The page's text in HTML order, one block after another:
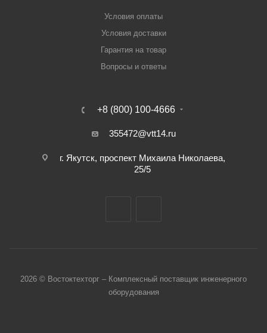
Условия оплаты
Условия доставки
Гарантия на товар
Вопросы и ответы
+8 (800) 100-4666
355472@vtt14.ru
г. Якутск, проспект Михаила Николаева,
25/5
2026 © Востоктехторг – Комплексный поставщик инженерного
оборудования